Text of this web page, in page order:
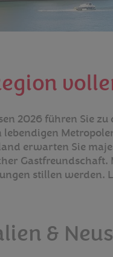
2026 führen Sie
lebendigen
erwarten Sie
Gastfreundschaft.
stillen werden.
&